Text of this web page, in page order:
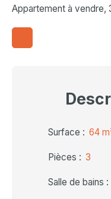
Appartement à vendre,
Surface : 64
Pièces : 3
Salle de bains :